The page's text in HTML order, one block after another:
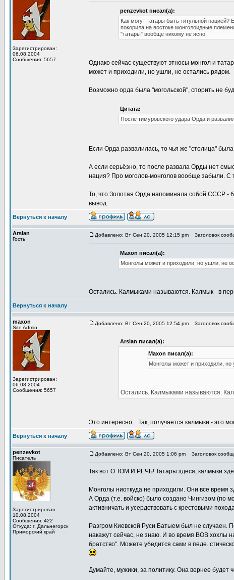
Зарегистрирован:
06.08.2004
Сообщения: 5657
penzevkot писал(а):
Как могут татары быть титульной
покорила на востоке монголоидные
"татары" вообще никому не ясно.
Однако сейчас существуют этносы монгол и
может и приходили, но ушли, не остались рядом.
Возможно орда была "могольской", спорить не
Цитата:
После тимуровского удара Орда и
Если Орда развалилась, то чья же "столица"
А если серьёзно, то после развала Орды нет
нация? Про моголов-монголов вообще забыли. С
То, что Золотая Орда напоминала собой СССР -
вывод.
Вернуться к началу
Arslan
Гость
Добавлено: Вт Сен 20, 2005 12:15 pm Заголовок
Maxon писал(а):
Монголы может и приходили, но ушли, не
Остались. Калмыками называются. Калмык - в
Вернуться к началу
maxon
Site Admin
Зарегистрирован:
06.08.2004
Сообщения: 5657
Добавлено: Вт Сен 20, 2005 12:54 pm Заголовок
Arslan писал(а):
Maxon писал(а):
Монголы может и приходили, но
Остались. Калмыками называются.
Это интересно... Так, получается калмыки - это
Вернуться к началу
penzevkot
Писатель
Зарегистрирован:
10.08.2004
Сообщения: 422
Откуда: г. Дальнегорск
Приморский край
Добавлено: Вт Сен 20, 2005 1:06 pm Заголовок
Так вот О ТОМ И РЕЧЬ! Татары здеся, калмыки
Монголы ниоткуда не приходили. Они все время
А Орда (т.е. войско) было создано Чингизом (по
активничать и усердствовать с крестовыми
Разгром Киевской Руси Батыем был не случаен.
накажут сейчас, не знаю. И во время ВОВ хохлы
братство". Можете убедится сами в
Думайте, мужики, за политику. Она вернее будет